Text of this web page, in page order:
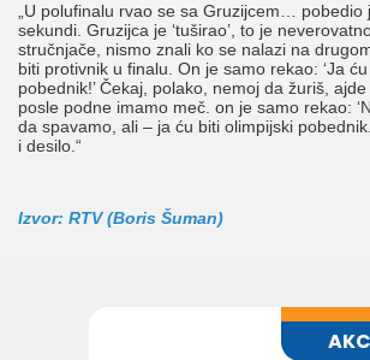
„U polufinalu rvao se sa Gruzijcem… pobedio
sekundi. Gruzijca je ‘tuširao’, to je
stručnjače, nismo znali ko se nalazi na
biti protivnik u finalu. On je samo rekao: ‘Ja
pobednik!’ Čekaj, polako, nemoj da žuriš,
posle podne imamo meč. on je samo rekao:
da spavamo, ali – ja ću biti olimpijski
i desilo.“
Izvor: RTV (Boris Šuman)